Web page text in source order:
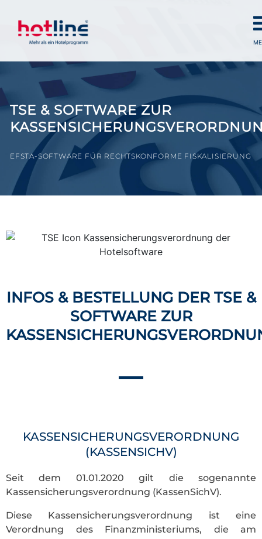
TSE & SOFTWARE ZUR
EFSTA-SOFTWARE FÜR RECHTSKONFORME FISKALISIERUNG
INFOS & BESTELLUNG DER TSE &
SOFTWARE ZUR
KASSENSICHERUNGSVERORDNUNG
(KASSENSICHV)
Seit dem 01.01.2020 gilt die sogenannte
Kassensicherungsverordnung (KassenSichV).
Diese Kassensicherungsverordnung ist eine
Verordnung des Finanzministeriums, die am